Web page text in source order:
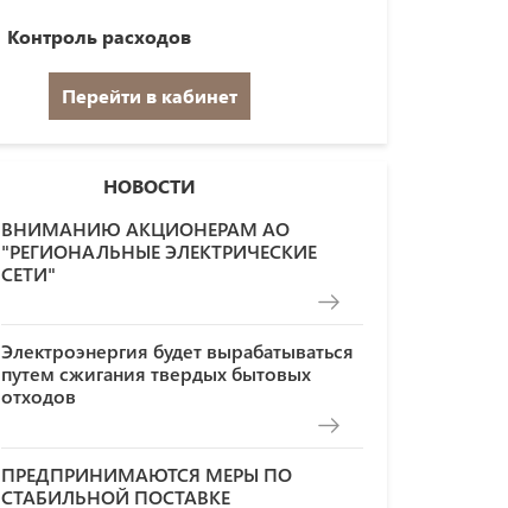
Контроль расходов
Перейти в кабинет
НОВОСТИ
ВНИМАНИЮ АКЦИОНЕРАМ АО
"РЕГИОНАЛЬНЫЕ ЭЛЕКТРИЧЕСКИЕ
СЕТИ"
Электроэнергия будет вырабатываться
путем сжигания твердых бытовых
отходов
ПРЕДПРИНИМАЮТСЯ МЕРЫ ПО
СТАБИЛЬНОЙ ПОСТАВКЕ